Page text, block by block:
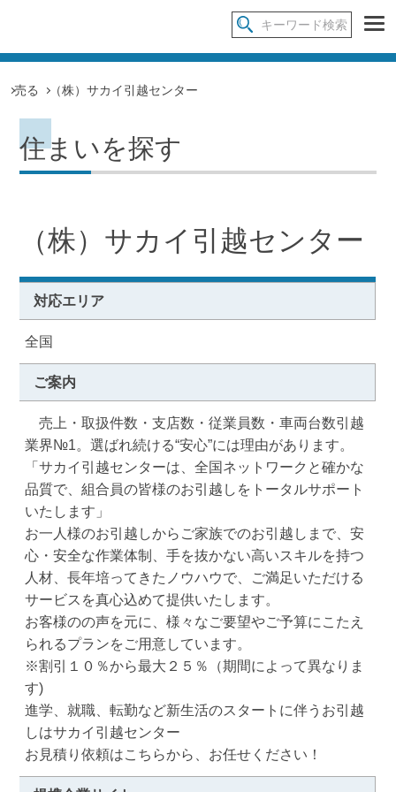
売る （株）サカイ引越センター
住まいを探す
（株）サカイ引越センター
対応エリア
全国
ご案内
売上・取扱件数・支店数・従業員数・車両台数引越
業界№1。選ばれ続ける“安心”には理由があります。
「サカイ引越センターは、全国ネットワークと確かな
品質で、組合員の皆様のお引越しをトータルサポート
いたします」
お一人様のお引越しからご家族でのお引越しまで、安
心・安全な作業体制、手を抜かない高いスキルを持つ
人材、長年培ってきたノウハウで、ご満足いただける
サービスを真心込めて提供いたします。
お客様のの声を元に、様々なご要望やご予算にこたえ
られるプランをご用意しています。
※割引１０％から最大２５％（期間によって異なりま
す)
進学、就職、転勤など新生活のスタートに伴うお引越
しはサカイ引越センター
お見積り依頼はこちらから、お任せください！